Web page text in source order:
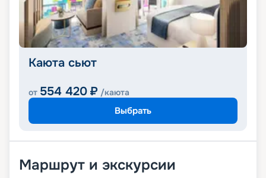
Каюта сьют
от 554 420 ₽ /каюта
Выбрать
Маршрут и экскурсии